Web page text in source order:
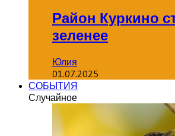
Район Куркино
зеленее
Юлия
01.07.2025
СОБЫТИЯ
Случайное